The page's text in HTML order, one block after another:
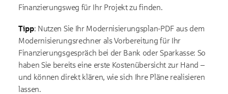
Finanzierungsweg für Ihr Projekt zu finden.
Tipp: Nutzen Sie Ihr Modernisierungsplan-PDF aus dem
Modernisierungsrechner als Vorbereitung für Ihr
Finanzierungsgespräch bei der Bank oder Sparkasse: So
haben Sie bereits eine erste Kostenübersicht zur Hand –
und können direkt klären, wie sich Ihre Pläne realisieren
lassen.